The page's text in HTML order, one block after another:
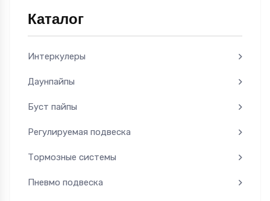
Каталог
Интеркулеры
Даунпайпы
Буст пайпы
Регулируемая подвеска
Тормозные системы
Пневмо подвеска